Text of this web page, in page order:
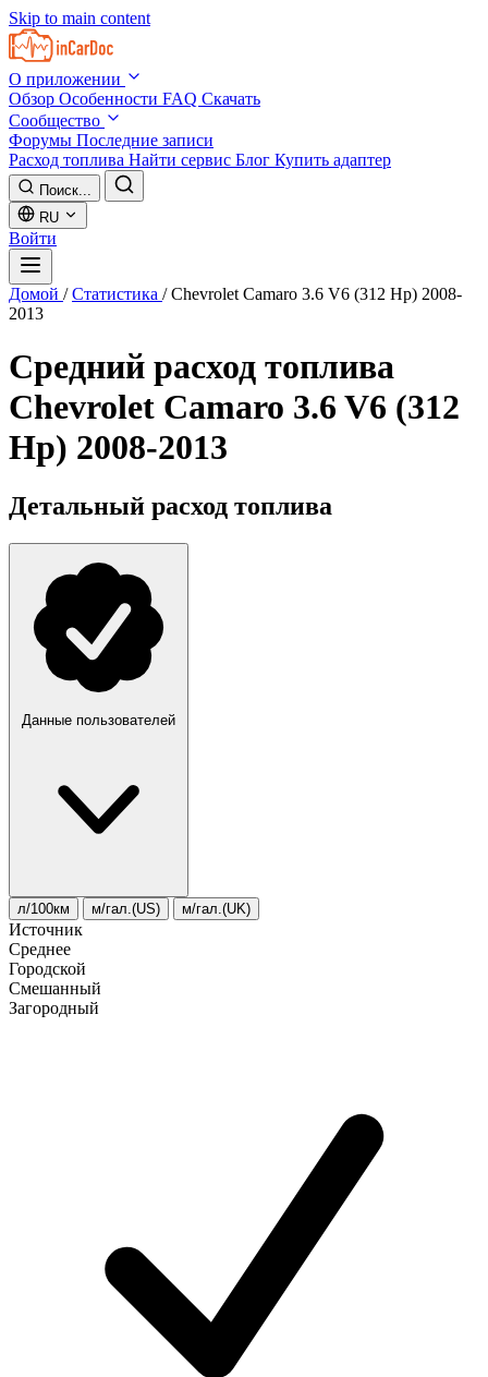
Skip to main content
О приложении
Обзор Особенности FAQ Скачать
Сообщество
Форумы Последние записи
Расход топлива Найти сервис Блог Купить адаптер
Поиск...
RU
Войти
Домой / Статистика / Chevrolet Camaro 3.6 V6 (312 Hp) 2008-
2013
Средний расход топлива
Chevrolet Camaro 3.6 V6 (312
Hp) 2008-2013
Детальный расход топлива
Данные пользователей
л/100км м/гал.(US) м/гал.(UK)
Источник
Среднее
Городской
Смешанный
Загородный